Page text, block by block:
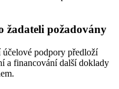
žadateli požadovány
podpory předloží
a financování další doklady